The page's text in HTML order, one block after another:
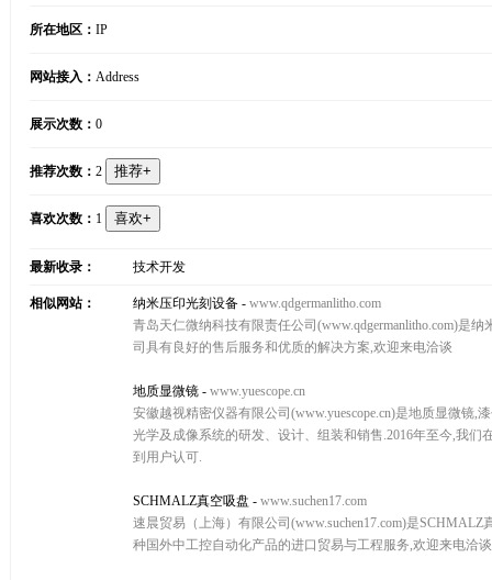
所在地区： IP
网站接入： Address
展示次数： 0
推荐次数： 2
喜欢次数： 1
最新收录： 技术开发
相似网站： 纳米压印光刻设备 - www.qdgermanlitho.com
青岛天仁微纳科技有限责任公司(www.qdgermanlitho.com)是
司具有良好的售后服务和优质的解决方案,欢迎来电洽谈
地质显微镜 - www.yuescope.cn
安徽越视精密仪器有限公司(www.yuescope.cn)是地质显微镜
光学及成像系统的研发、设计、组装和销售.2016年至今,我
到用户认可.
SCHMALZ真空吸盘 - www.suchen17.com
速晨贸易（上海）有限公司(www.suchen17.com)是
种国外中工控自动化产品的进口贸易与工程服务,欢迎来电洽谈